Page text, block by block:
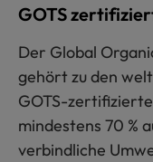
GOTS
Der Global
gehört zu den
GOTS-
mindestens 70 %
verbindliche